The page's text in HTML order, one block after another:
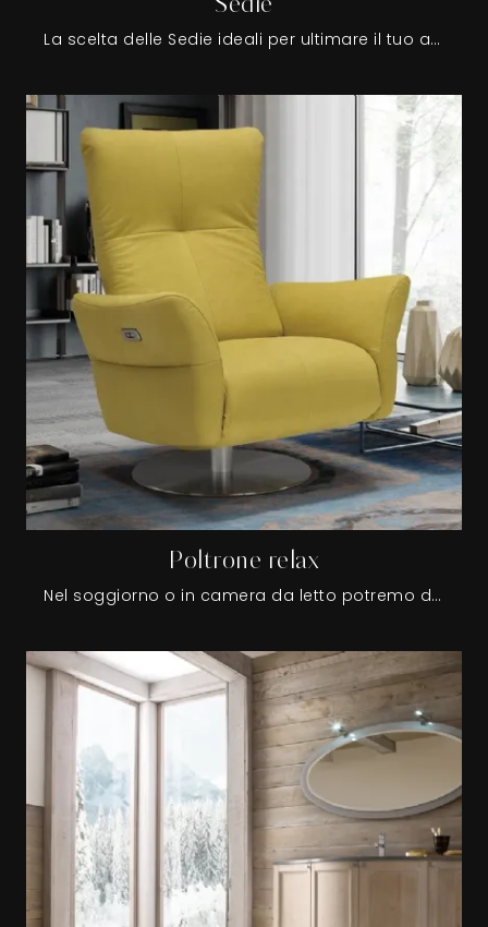
Sedie
La scelta delle Sedie ideali per ultimare il tuo arredo, dipenderà soprattutto dallo stile dell'ambiente e degli arredi, con i quali vanno coordinate, e dallo spazio disponibile.
Poltrone relax
Nel soggiorno o in camera da letto potremo disporre la poltrona in svariati modi, così come scegliere abbinamenti con pouf, divani o altri accessori.